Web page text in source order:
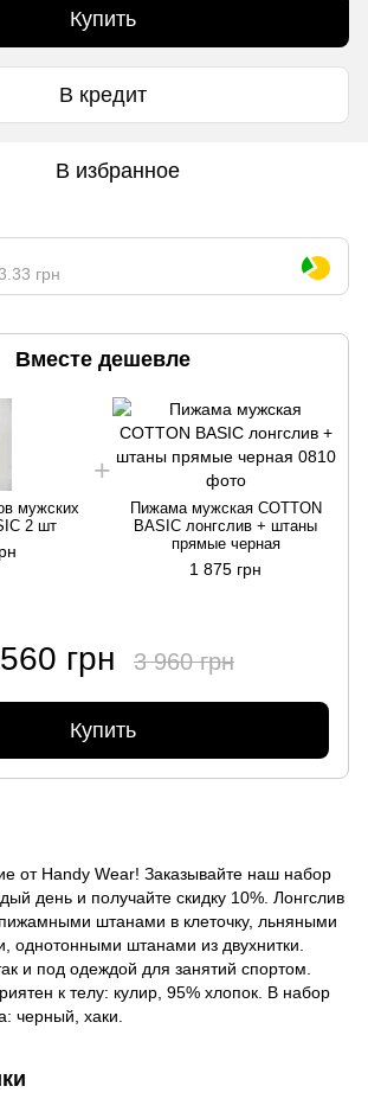
Купить
В кредит
В избранное
грн
Вместе дешевле
мужских
2 шт
Пижама мужская COTTON
BASIC лонгслив + штаны
прямые черная
1 875 грн
грн 3 960 грн
Купить
от Handy Wear! Заказывайте наш набор
день и получайте скидку 10%. Лонгслив
штанами в клеточку, льняными
однотонными штанами из двухнитки.
и под одеждой для занятий спортом.
к телу: кулир, 95% хлопок. В набор
черный, хаки.